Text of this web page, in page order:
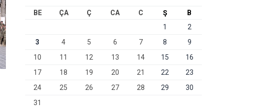
BE ÇA Ç CA C Ş
B
1
2
3
4 5 6 7 8
9
10
11 12 13 14 15
16
17
18 19 20 21 22
23
24
25 26 27 28 29
30
31